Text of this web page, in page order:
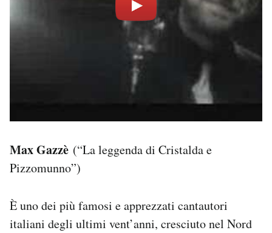
Max Gazzè (“La leggenda di Cristalda e
Pizzomunno”)
È uno dei più famosi e apprezzati cantautori
italiani degli ultimi vent’anni, cresciuto nel Nord